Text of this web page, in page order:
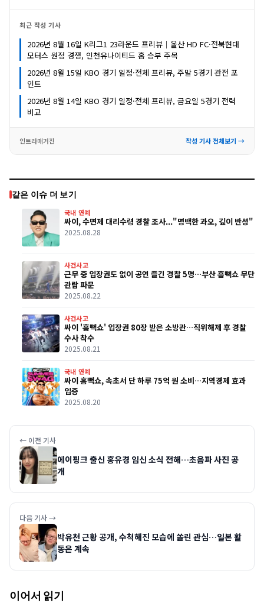
최근 작성 기사
2026년 8월 16일 K리그1 23라운드 프리뷰｜울산 HD FC·전북현대
모터스 원정 경쟁, 인천유나이티드 홈 승부 주목
2026년 8월 15일 KBO 경기 일정·전체 프리뷰, 주말 5경기 관전 포
인트
2026년 8월 14일 KBO 경기 일정·전체 프리뷰, 금요일 5경기 전력
비교
인트라매거진 작성 기사 전체보기 →
같은 이슈 더 보기
국내 연예
싸이, 수면제 대리수령 경찰 조사..."명백한 과오, 깊이 반성"
2025.08.28
사건사고
근무 중 입장권도 없이 공연 즐긴 경찰 5명…부산 흠뻑쇼 무단
관람 파문
2025.08.22
사건사고
싸이 '흠뻑쇼' 입장권 80장 받은 소방관…직위해제 후 경찰
수사 착수
2025.08.21
국내 연예
싸이 흠뻑쇼, 속초서 단 하루 75억 원 소비…지역경제 효과
입증
2025.08.20
← 이전 기사
에이핑크 출신 홍유경 임신 소식 전해…초음파 사진 공
개
다음 기사 →
박유천 근황 공개, 수척해진 모습에 쏠린 관심…일본 활
동은 계속
이어서 읽기